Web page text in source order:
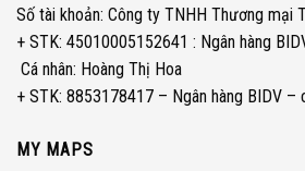
Số tài khoản: Công ty TNHH Thương mại
+ STK: 45010005152641 : Ngân hàng
­ Cá nhân: Hoàng Thị Hoa
+ STK: 8853178417 – Ngân hàng BIDV –
MY MAPS